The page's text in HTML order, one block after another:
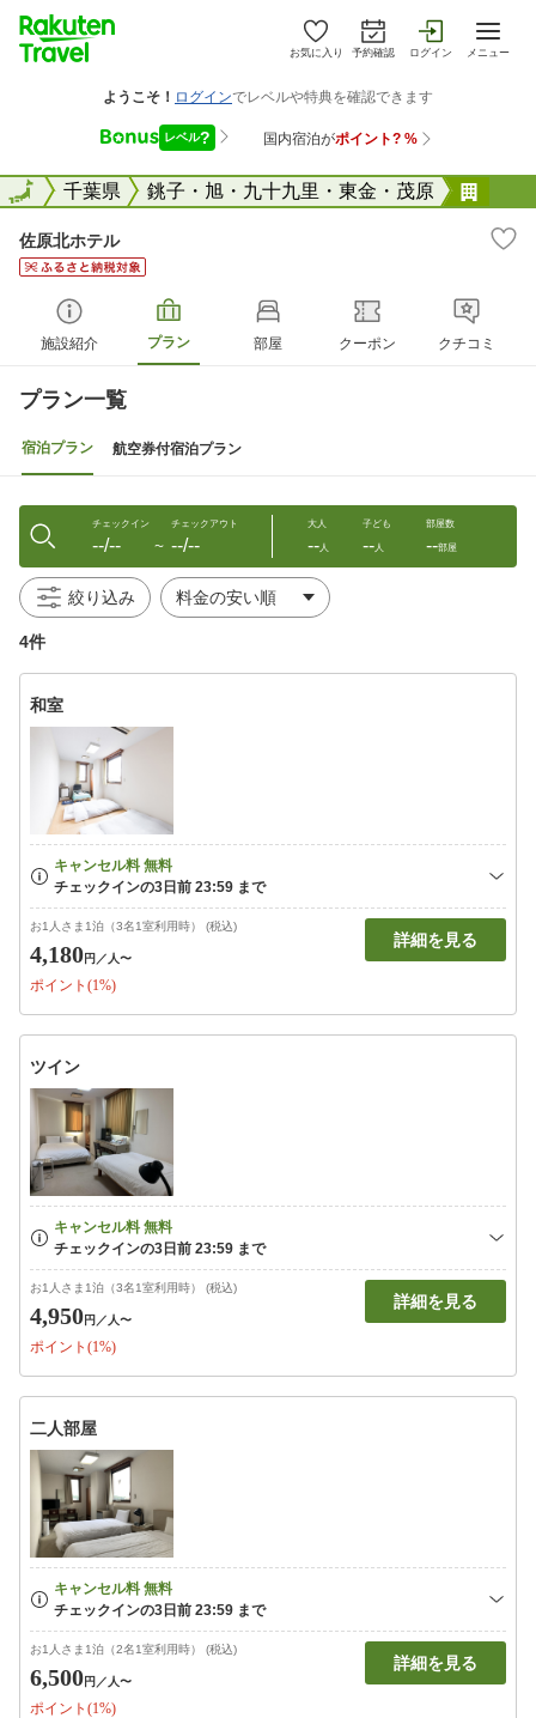
お気に入り 予約確認 ログイン メニュー
全国千葉県 銚子・旭・九十九里・東金・茂原
全国
佐原北ホテル
施設紹介 プラン 部屋 クーポン クチコミ
プラン一覧
宿泊プラン 航空券付宿泊プラン
チェックイン
--/-- 〜
チェックアウト
--/--
大人
--人
子ども
--人
部屋数
--部屋
絞り込み
4件
和室
お1人さま1泊（3名1室利用時） (税込)
4,180円 ／人〜
ポイント(1%)
詳細を見る
ツイン
お1人さま1泊（3名1室利用時） (税込)
4,950円 ／人〜
ポイント(1%)
詳細を見る
二人部屋
お1人さま1泊（2名1室利用時） (税込)
6,500円 ／人〜
ポイント(1%)
詳細を見る